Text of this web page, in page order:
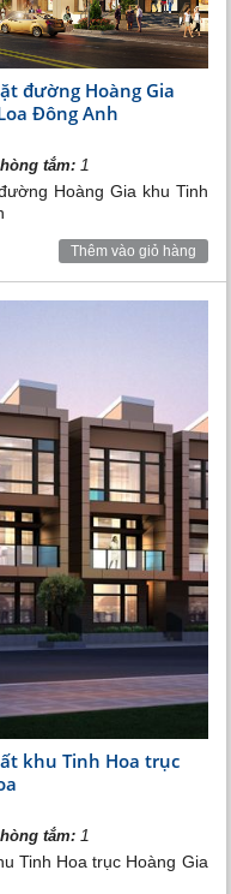
đường Hoàng Gia
Đông Anh
tắm: 1
Hoàng Gia khu Tinh
Thêm vào giỏ hàng
khu Tinh Hoa trục
tắm: 1
Tinh Hoa trục Hoàng Gia